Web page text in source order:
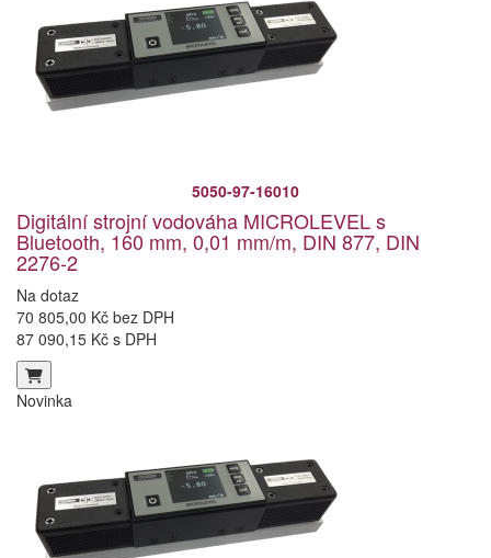
5050-97-16010
Digitální strojní vodováha MICROLEVEL s
Bluetooth, 160 mm, 0,01 mm/m, DIN 877, DIN
2276-2
Na dotaz
70 805,00 Kč bez DPH
87 090,15 Kč s DPH
Novinka